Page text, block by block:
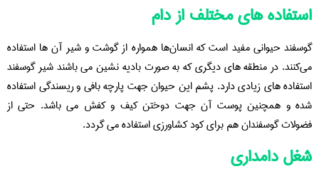
استفاده های مختلف از دام
گوسفند حیوانی مفید است که انسان‌ها همواره از گوشت و شیر آن ها استفاده
می‌کنند. در منطقه های دیگری که به صورت بادیه نشین می باشند شیر گوسفند
استفاده های زیادی دارد. پشم این حیوان جهت پارچه بافی و ریسندگی استفاده
شده و همچنین پوست آن جهت دوختن کیف و کفش می باشد. حتی از
فضولات گوسفندان هم برای کود کشاورزی استفاده می گردد.
شغل دامداری